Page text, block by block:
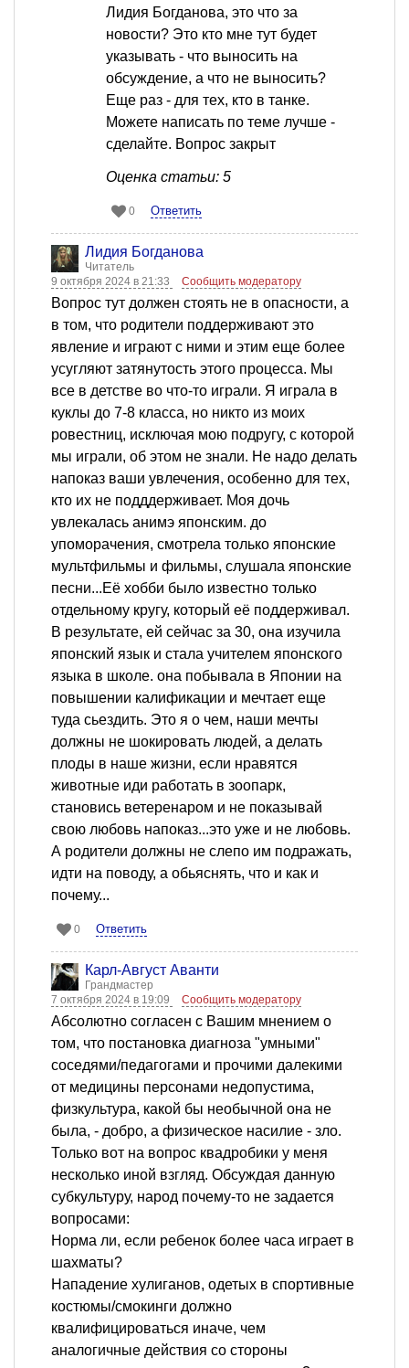
Лидия Богданова, это что за
новости? Это кто мне тут будет
указывать - что выносить на
обсуждение, а что не выносить?
Еще раз - для тех, кто в танке.
Можете написать по теме лучше -
сделайте. Вопрос закрыт
Оценка статьи: 5
0 Ответить
Лидия Богданова
Читатель
9 октября 2024 в 21:33
Сообщить модератору
Вопрос тут должен стоять не в опасности, а
в том, что родители поддерживают это
явление и играют с ними и этим еще более
усугляют затянутость этого процесса. Мы
все в детстве во что-то играли. Я играла в
куклы до 7-8 класса, но никто из моих
ровестниц, исключая мою подругу, с которой
мы играли, об этом не знали. Не надо делать
напоказ ваши увлечения, особенно для тех,
кто их не подддерживает. Моя дочь
увлекалась анимэ японским. до
упоморачения, смотрела только японские
мультфильмы и фильмы, слушала японские
песни...Её хобби было известно только
отдельному кругу, который её поддерживал.
В результате, ей сейчас за 30, она изучила
японский язык и стала учителем японского
языка в школе. она побывала в Японии на
повышении калификации и мечтает еще
туда сьездить. Это я о чем, наши мечты
должны не шокировать людей, а делать
плоды в наше жизни, если нравятся
животные иди работать в зоопарк,
становись ветеренаром и не показывай
свою любовь напоказ...это уже и не любовь.
А родители должны не слепо им подражать,
идти на поводу, а обьяснять, что и как и
почему...
0 Ответить
Карл-Август Аванти
Грандмастер
7 октября 2024 в 19:09
Сообщить модератору
Абсолютно согласен с Вашим мнением о
том, что постановка диагноза "умными"
соседями/педагогами и прочими далекими
от медицины персонами недопустима,
физкультура, какой бы необычной она не
была, - добро, а физическое насилие - зло.
Только вот на вопрос квадробики у меня
несколько иной взгляд. Обсуждая данную
субкультуру, народ почему-то не задается
вопросами:
Норма ли, если ребенок более часа играет в
шахматы?
Нападение хулиганов, одетых в спортивные
костюмы/смокинги должно
квалифицироваться иначе, чем
аналогичные действия со стороны